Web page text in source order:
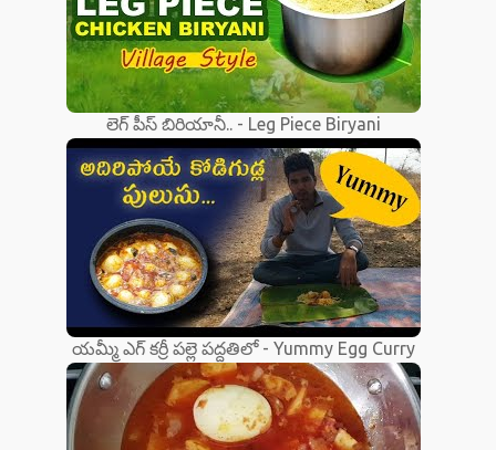
లెగ్ పీస్ బిరియానీ.. - Leg Piece Biryani
యమ్మీ ఎగ్ కర్రీ పల్లె పద్దతిలో - Yummy Egg Curry